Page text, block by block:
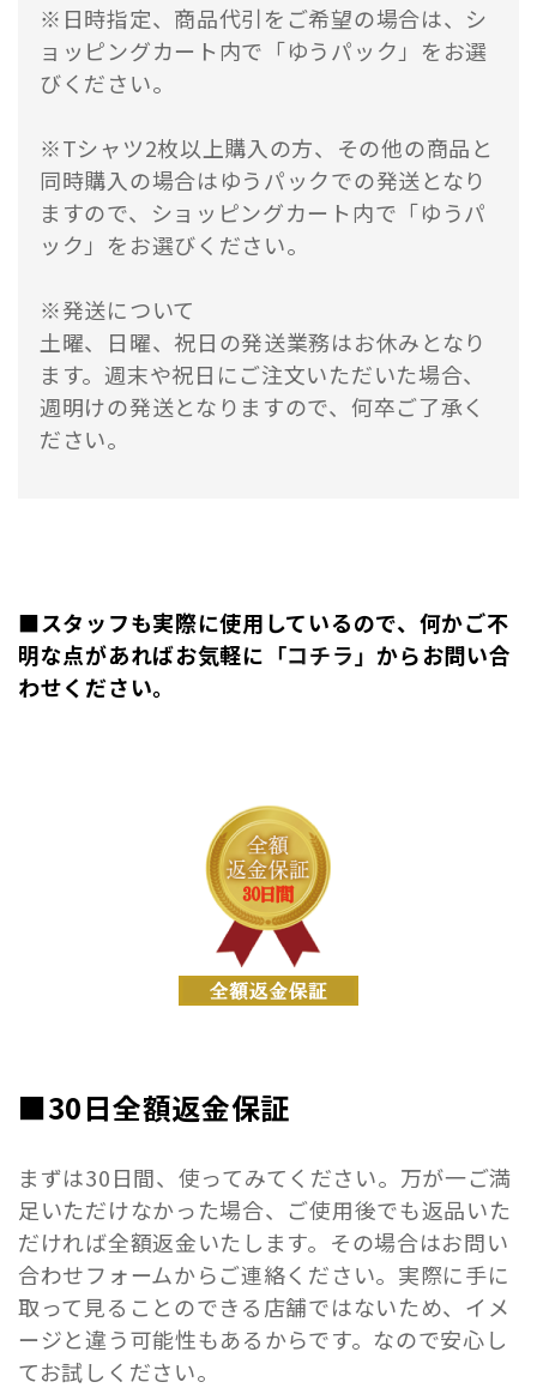
※日時指定、商品代引をご希望の場合は、シ
ョッピングカート内で「ゆうパック」をお選
びください。
※Tシャツ2枚以上購入の方、その他の商品と
同時購入の場合はゆうパックでの発送となり
ますので、ショッピングカート内で「ゆうパ
ック」をお選びください。
※発送について
土曜、日曜、祝日の発送業務はお休みとなり
ます。週末や祝日にご注文いただいた場合、
週明けの発送となりますので、何卒ご了承く
ださい。
■スタッフも実際に使用しているので、何かご不
明な点があればお気軽に 「コチラ」 からお問い合
わせください。
■30日全額返金保証
まずは30日間、使ってみてください。万が一ご満
足いただけなかった場合、ご使用後でも返品いた
だければ全額返金いたします。その場合はお問い
合わせフォームからご連絡ください。実際に手に
取って見ることのできる店舗ではないため、イメ
ージと違う可能性もあるからです。なので安心し
てお試しください。